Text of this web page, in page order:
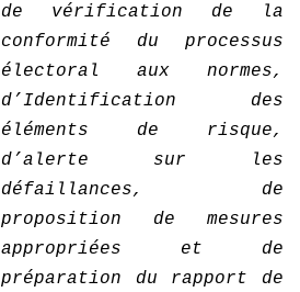
de vérification de la
conformité du processus
électoral aux normes,
d’Identification des
éléments de risque,
d’alerte sur les
défaillances, de
proposition de mesures
appropriées et de
préparation du rapport de